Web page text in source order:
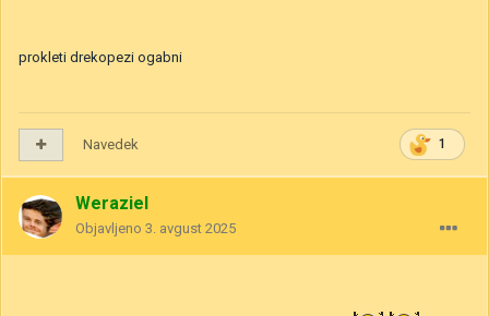
prokleti drekopezi ogabni
1
Navedek
Weraziel
Objavljeno 3. avgust 2025